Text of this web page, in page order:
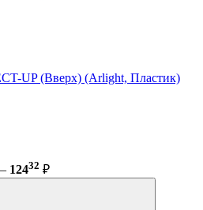
UP (Вверх) (Arlight, Пластик)
12432 ₽